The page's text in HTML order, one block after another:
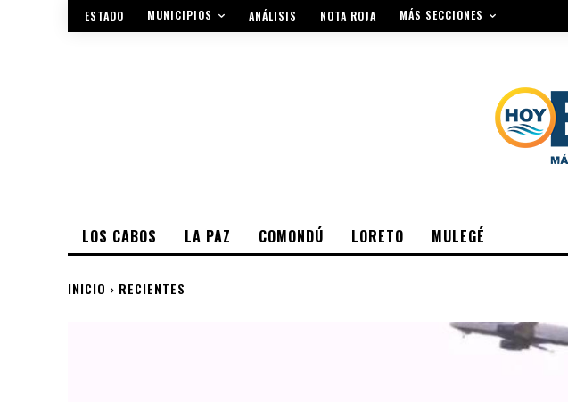
ESTADO MUNICIPIOS ANÁLISIS NOTA ROJA MÁS SECCIONES
LOS CABOS LA PAZ COMONDÚ LORETO MULEGÉ
INICIO RECIENTES